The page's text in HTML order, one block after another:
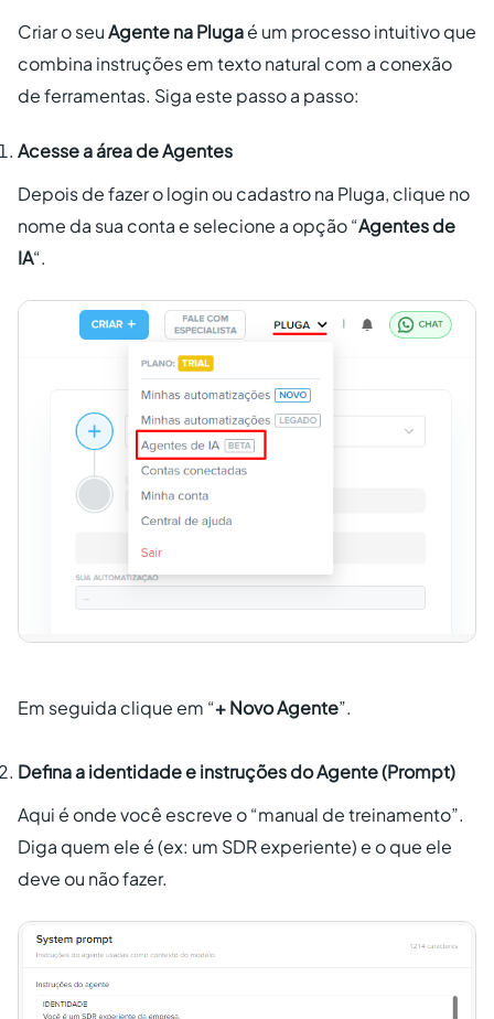
Criar o seuAgente na Plugaé um processo intuitivo que
combina instruções em texto natural com a conexão
de ferramentas. Siga este passo a passo:
Acesse a área de Agentes
Depois de fazer o login ou cadastro na Pluga, clique no
nome da sua conta e selecione a opção “Agentes de
IA“.
Em seguida clique em “+ Novo Agente”.
Defina a identidade e instruções do Agente (Prompt)
Aqui é onde você escreve o “manual de treinamento”.
Diga quem ele é (ex: um SDR experiente) e o que ele
deve ou não fazer.